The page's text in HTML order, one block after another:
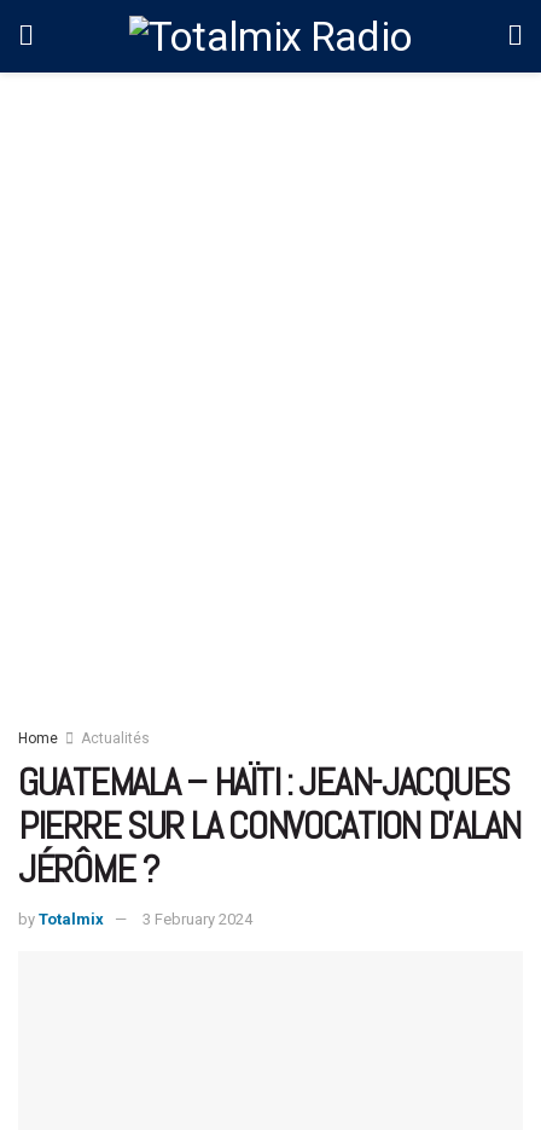
Home Actualités
GUATEMALA – HAÏTI : JEAN-JACQUES
PIERRE SUR LA CONVOCATION D’ALAN
JÉRÔME ?
by Totalmix 3 February 2024